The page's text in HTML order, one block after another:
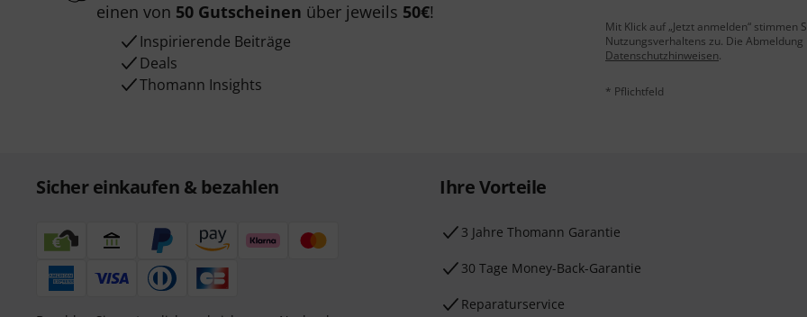
einen von 50 Gutscheinen über jeweils 50€!
Inspirierende Beiträge
Deals
Thomann Insights
Mit Klick auf „Jetzt anmelden“
Nutzungsverhaltens zu. Die
Datenschutzhinweisen.
* Pflichtfeld
Sicher einkaufen & bezahlen Ihre Vorteile
3 Jahre Thomann Garantie
30 Tage Money-Back-Garantie
Reparaturservice